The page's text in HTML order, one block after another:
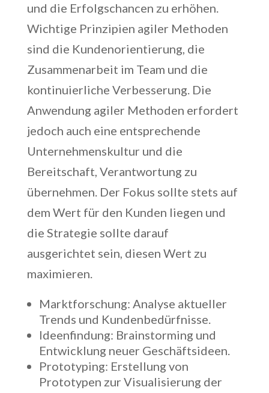
und die Erfolgschancen zu erhöhen.
Wichtige Prinzipien agiler Methoden
sind die Kundenorientierung, die
Zusammenarbeit im Team und die
kontinuierliche Verbesserung. Die
Anwendung agiler Methoden erfordert
jedoch auch eine entsprechende
Unternehmenskultur und die
Bereitschaft, Verantwortung zu
übernehmen. Der Fokus sollte stets auf
dem Wert für den Kunden liegen und
die Strategie sollte darauf
ausgerichtet sein, diesen Wert zu
maximieren.
Marktforschung: Analyse aktueller
Trends und Kundenbedürfnisse.
Ideenfindung: Brainstorming und
Entwicklung neuer Geschäftsideen.
Prototyping: Erstellung von
Prototypen zur Visualisierung der